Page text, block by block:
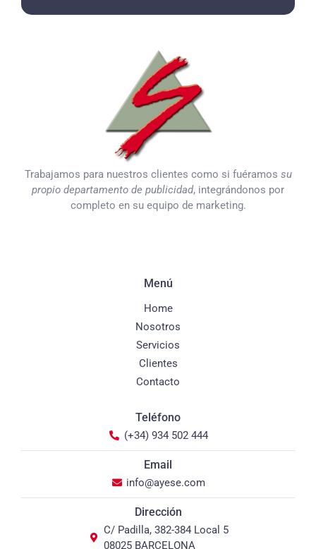
Trabajamos para nuestros clientes como si fuéramos su
propio departamento de publicidad, integrándonos por
completo en su equipo de marketing.
Menú
Home
Nosotros
Servicios
Clientes
Contacto
Teléfono
(+34) 934 502 444
Email
info@ayese.com
Dirección
C/ Padilla, 382-384 Local 5
08025 BARCELONA